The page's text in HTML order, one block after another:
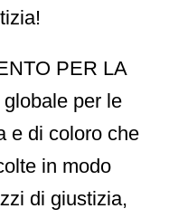
PER LA
per le
e di coloro che
in modo
di giustizia,